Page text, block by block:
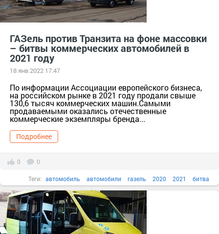
ГАЗель против Транзита на фоне массовки
– битвы коммерческих автомобилей в
2021 году
18 янв 2022 17:47
По информации Ассоциации европейского бизнеса,
на российском рынке в 2021 году продали свыше
130,6 тысяч коммерческих машин.Самыми
продаваемыми оказались отечественные
коммерческие экземпляры бренда...
Подробнее
0 0
Теги: автомобиль автомобили газель 2020 2021 битва